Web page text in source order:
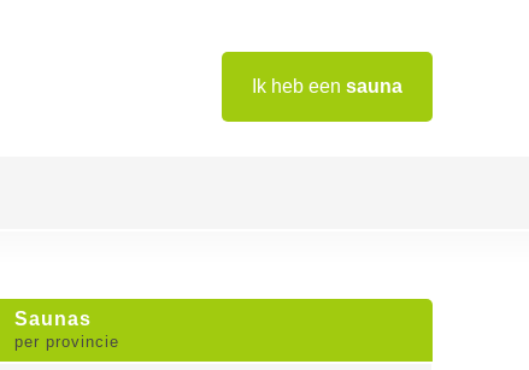
Ik heb een sauna
Saunas
per provincie